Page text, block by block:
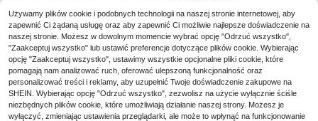
6
Magazyn UE INAWLY Damska bordo
wa, codzienna, minimalistyczna, je
dnokolorowa, krótka, dopasowana
koszulka z krótkim rękawem, ideal
na do codziennych dojazdów, na la
to
35,00zł
4-5 dni roboczych
Używamy plików cookie i podobnych technologii na naszej stronie internetowej, aby
zapewnić Ci żądaną usługę oraz aby zapewnić Ci możliwie najlepsze doświadczenie na
naszej stronie. Możesz w dowolnym momencie wybrać opcję "Odrzuć wszystko",
"Zaakceptuj wszystko" lub ustawić preferencje dotyczące plików cookie. Wybierając
opcję "Zaakceptuj wszystko", ustawimy wszystkie opcjonalne pliki cookie, które
pomagają nam analizować ruch, oferować ulepszoną funkcjonalność oraz
personalizować treści i reklamy, aby uzupełnić Twoje doświadczenie zakupowe na
SHEIN. Wybierając opcję "Odrzuć wszystko", zezwolisz na użycie wyłącznie ściśle
niezbędnych plików cookie, które umożliwiają działanie naszej strony. Możesz je
wyłączyć, zmieniając ustawienia przeglądarki, ale może to wpłynąć na funkcjonowanie